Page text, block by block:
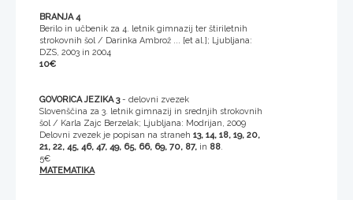
BRANJA 4
Berilo in učbenik za 4. letnik gimnazij ter štiriletnih
strokovnih šol / Darinka Ambrož ... [et al.]; Ljubljana:
DZS, 2003 in 2004
10€
GOVORICA JEZIKA 3- delovni zvezek
Slovenščina za 3. letnik gimnazij in srednjih strokovnih
šol / Karla Zajc Berzelak; Ljubljana: Modrijan, 2009
Delovni zvezek je popisan na straneh 13, 14, 18, 19, 20,
21, 22, 45, 46, 47, 49, 65, 66, 69, 70, 87, in 88.
5€
MATEMATIKA